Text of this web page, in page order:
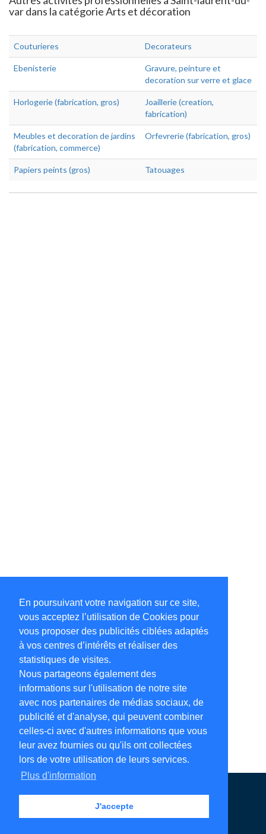
En poursuivant votre navigation sur ce site,
vous acceptez l’utilisation de Cookies pour
vous proposer des publicités ciblées adaptés
à vos centres d’intérêts et réaliser des
statistiques de visites.
Nous partageons également des
informations sur l'utilisation de notre site
avec nos partenaires de médias sociaux, de
publicité et d'analyse, qui peuvent combiner
celles-ci avec d'autres informations que vous
leur avez fournies ou qu'ils ont collectées
lors de votre utilisation de leurs services.
Plus d'information
J'accepte
var dans la catégorie Arts et décoration
Couturieres Decorateurs
Ebenisterie
Gravure, peinture et
decoration sur verre et glace
Horlogerie (fabrication, gros)
Joaillerie (creation,
fabrication)
Meubles et decoration de jardins
(fabrication, commerce)
Orfevrerie (fabrication, gros)
Papiers peints (gros) Tatouages
Annuaire en ligne Légales Contact
Ajouter votre adresse